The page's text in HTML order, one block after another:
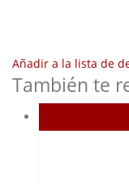
Añadir a la lista de
También te